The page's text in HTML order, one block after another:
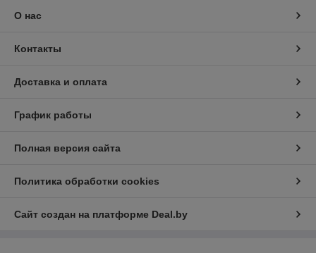
О нас
Контакты
Доставка и оплата
График работы
Полная версия сайта
Политика обработки cookies
Сайт создан на платформе Deal.by